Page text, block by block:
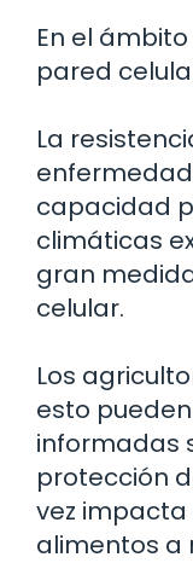
En el
pared
La
capacidad
climáticas
gran
celular.
Los
esto
informadas
protección
vez
alimentos a